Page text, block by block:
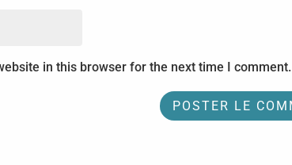
in this browser for the next time I comment.